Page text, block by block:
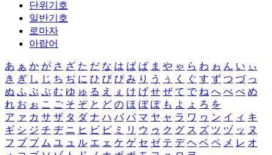
단위기호
일반기호
로마자
아랍어
あ ぁ か が さ ざ た だ な は ば ぱ ま や ゃ ら わ ゎ ん い ぃ
き ぎ し じ ち ぢ に ひ び ぴ み り う ぅ く ぐ す ず つ づ っ
ぬ ふ ぶ ぷ む ゆ ゅ る え ぇ け げ せ ぜ て で ね へ べ ぺ め
れ お ぉ こ ご そ ぞ と ど の ほ ぼ ぽ も よ ょ ろ を
ア ァ カ サ ザ タ ダ ナ ハ バ パ マ ヤ ャ ラ ワ ヮ ン イ ィ キ
ギ シ ジ チ ヂ ニ ヒ ビ ピ ミ リ ウ ゥ ク グ ス ズ ツ ヅ ッ ヌ
フ ブ プ ム ユ ュ ル エ ェ ケ ゲ セ ゼ テ デ ヘ ベ ペ メ レ オ